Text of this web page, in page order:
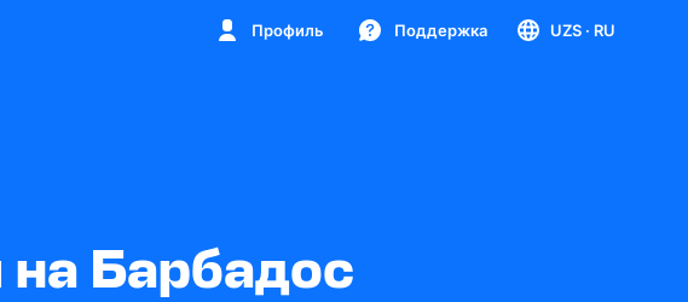
Профиль Поддержка UZS · RU
Барбадос